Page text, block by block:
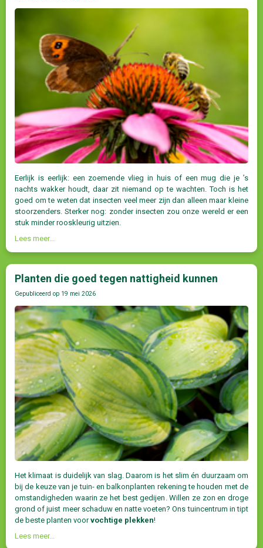
Eerlijk is eerlijk: een zoemende vlieg in huis of een mug die je ’s
nachts wakker houdt, daar zit niemand op te wachten. Toch is het
goed om te weten dat insecten veel meer zijn dan alleen maar kleine
stoorzenders. Sterker nog: zonder insecten zou onze wereld er een
stuk minder rooskleurig uitzien.
Lees meer...
Planten die goed tegen nattigheid kunnen
Gepubliceerd op 19 mei 2026
Het klimaat is duidelijk van slag. Daarom is het slim én duurzaam om
bij de keuze van je tuin- en balkonplanten rekening te houden met de
omstandigheden waarin ze het best gedijen. Willen ze zon en droge
grond of juist meer schaduw en natte voeten? Ons tuincentrum in tipt
de beste planten voorvochtige plekken!
Lees meer...